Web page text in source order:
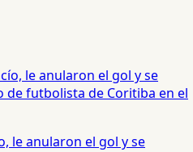
le anularon el gol y se